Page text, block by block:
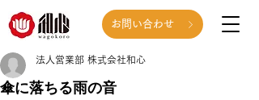
お問い合わせ
傘に落ちる雨の音
法人営業部 株式会社和心